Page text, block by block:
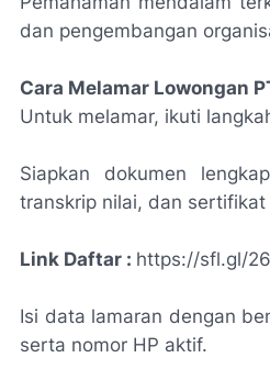
dan pengembangan
Cara Melamar Lowongan
Untuk melamar, ikuti
Siapkan dokumen
transkrip nilai, dan sertifikat
Link Daftar : https://sfl.gl/
Isi data lamaran dengan
serta nomor HP aktif.